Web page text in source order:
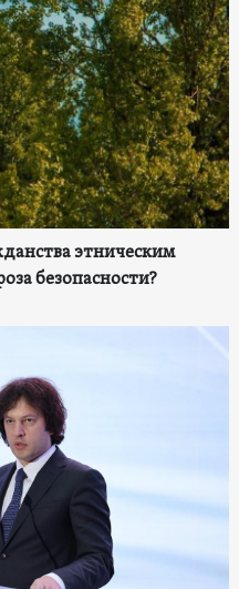
этническим
безопасности?